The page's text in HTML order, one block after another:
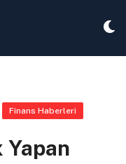
Finans Haberleri
Yapan